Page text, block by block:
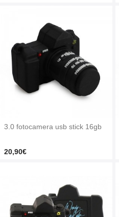
3.0 fotocamera usb stick 16gb
20,90€